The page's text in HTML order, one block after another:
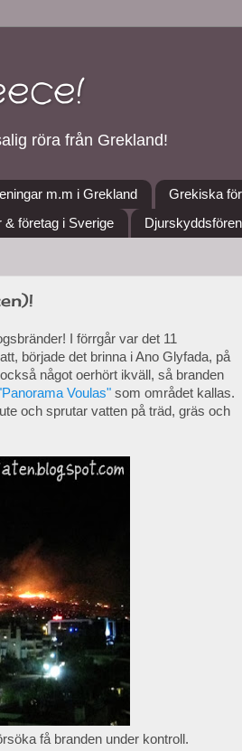
röra från Grekland!
m.m i Grekland
Grekiska
företag i Sverige
I förrgår var det 11
började det brinna i Ano Glyfada, på
något oerhört ikväll, så branden
Voulas" som området kallas.
och sprutar vatten på träd, gräs och
få branden under kontroll.